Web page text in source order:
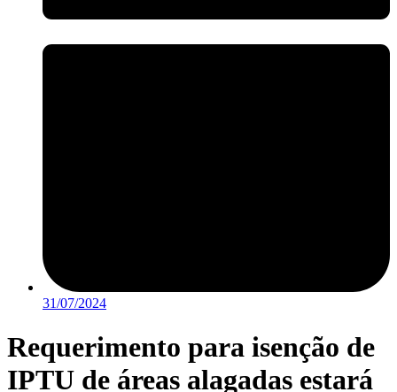
31/07/2024
Requerimento para isenção de
IPTU de áreas alagadas estará